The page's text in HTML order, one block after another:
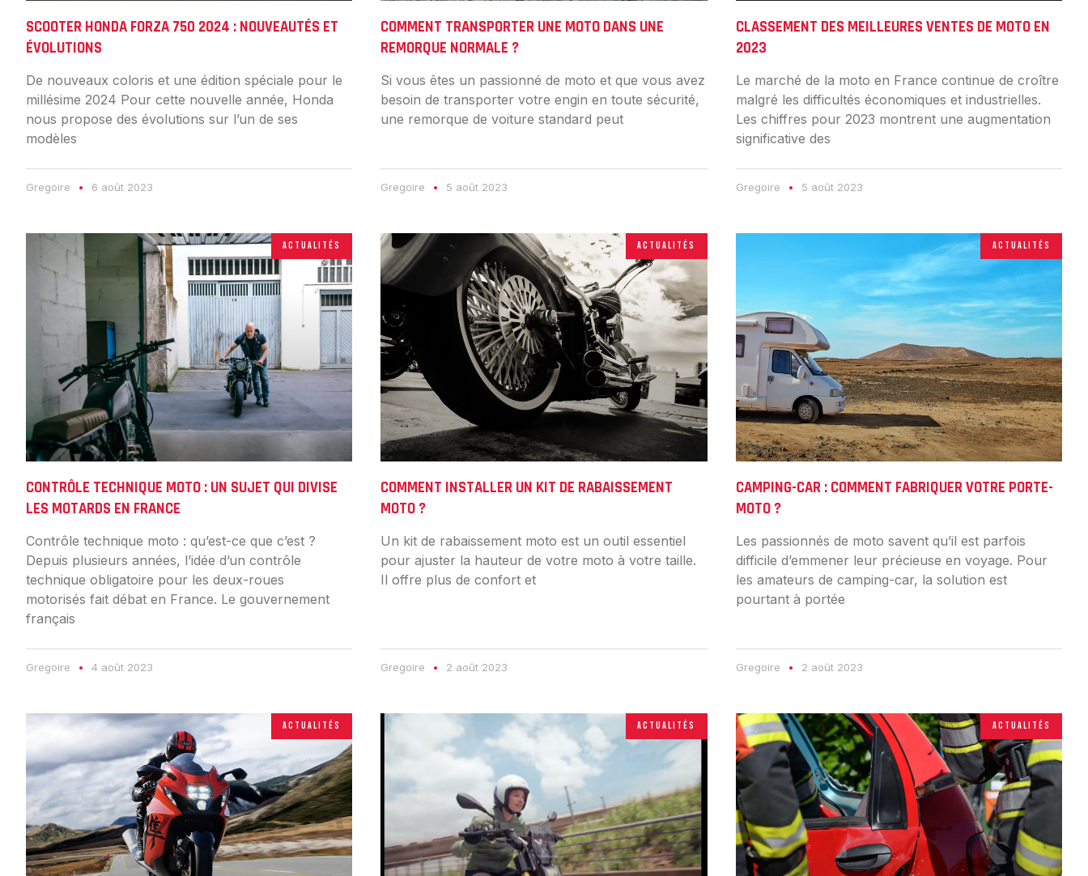
SCOOTER HONDA FORZA 750 2024 : NOUVEAUTÉS ET
ÉVOLUTIONS
De nouveaux coloris et une édition spéciale pour le
millésime 2024 Pour cette nouvelle année, Honda
nous propose des évolutions sur l’un de ses
modèles
Gregoire 6 août 2023
COMMENT TRANSPORTER UNE MOTO DANS UNE
REMORQUE NORMALE ?
Si vous êtes un passionné de moto et que vous avez
besoin de transporter votre engin en toute sécurité,
une remorque de voiture standard peut
Gregoire 5 août 2023
CLASSEMENT DES MEILLEURES VENTES DE MOTO EN
2023
Le marché de la moto en France continue de croître
malgré les difficultés économiques et industrielles.
Les chiffres pour 2023 montrent une augmentation
significative des
Gregoire 5 août 2023
ACTUALITÉS
CONTRÔLE TECHNIQUE MOTO : UN SUJET QUI DIVISE
LES MOTARDS EN FRANCE
Contrôle technique moto : qu’est-ce que c’est ?
Depuis plusieurs années, l’idée d’un contrôle
technique obligatoire pour les deux-roues
motorisés fait débat en France. Le gouvernement
français
Gregoire 4 août 2023
ACTUALITÉS
COMMENT INSTALLER UN KIT DE RABAISSEMENT
MOTO ?
Un kit de rabaissement moto est un outil essentiel
pour ajuster la hauteur de votre moto à votre taille.
Il offre plus de confort et
Gregoire 2 août 2023
ACTUALITÉS
CAMPING-CAR : COMMENT FABRIQUER VOTRE PORTE-
MOTO ?
Les passionnés de moto savent qu’il est parfois
difficile d’emmener leur précieuse en voyage. Pour
les amateurs de camping-car, la solution est
pourtant à portée
Gregoire 2 août 2023
ACTUALITÉS ACTUALITÉS ACTUALITÉS